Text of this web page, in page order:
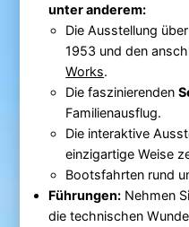
unter anderem:
Die Ausstellung
1953 und den
Works.
Die faszinierenden
Familienausflug.
Die interaktive
einzigartige Weise
Bootsfahrten rund
Führungen:Nehmen
die technischen